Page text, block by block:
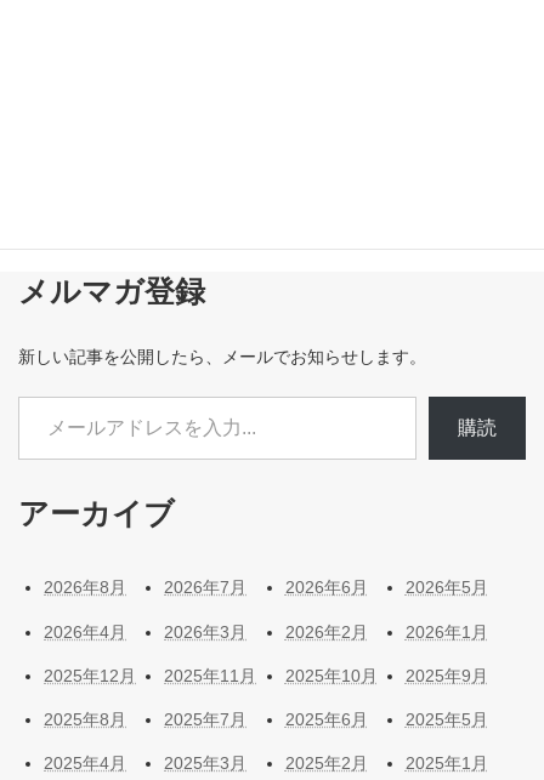
メルマガ登録
新しい記事を公開したら、メールでお知らせします。
メールアドレスを入力...
購読
アーカイブ
2026年8月 2026年7月 2026年6月 2026年5月
2026年4月 2026年3月 2026年2月 2026年1月
2025年12月 2025年11月 2025年10月 2025年9月
2025年8月 2025年7月 2025年6月 2025年5月
2025年4月 2025年3月 2025年2月 2025年1月